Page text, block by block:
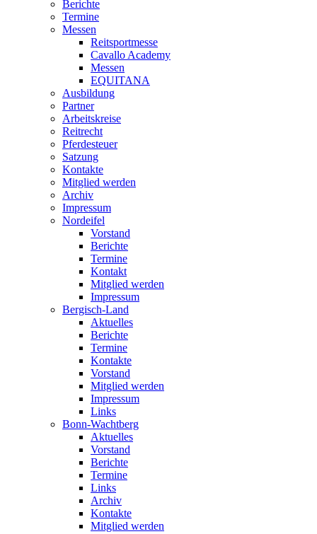
Berichte
Termine
Messen
Reitsportmesse
Cavallo Academy
Messen
EQUITANA
Ausbildung
Partner
Arbeitskreise
Reitrecht
Pferdesteuer
Satzung
Kontakte
Mitglied werden
Archiv
Impressum
Nordeifel
Vorstand
Berichte
Termine
Kontakt
Mitglied werden
Impressum
Bergisch-Land
Aktuelles
Berichte
Termine
Kontakte
Vorstand
Mitglied werden
Impressum
Links
Bonn-Wachtberg
Aktuelles
Vorstand
Berichte
Termine
Links
Archiv
Kontakte
Mitglied werden